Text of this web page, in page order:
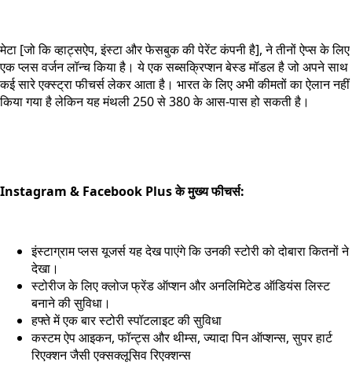
मेटा [जो कि व्हाट्सऐप, इंस्टा और फेसबुक की पेरेंट कंपनी है], ने तीनों ऐप्स के लिए
एक प्लस वर्जन लॉन्च किया है। ये एक सब्सक्रिप्शन बेस्ड मॉडल है जो अपने साथ
कई सारे एक्स्ट्रा फीचर्स लेकर आता है। भारत के लिए अभी कीमतों का ऐलान नहीं
किया गया है लेकिन यह मंथली 250 से 380 के आस-पास हो सकती है।
Instagram & Facebook Plus के मुख्य फीचर्स:
इंस्टाग्राम प्लस यूजर्स यह देख पाएंगे कि उनकी स्टोरी को दोबारा कितनों ने
देखा।
स्टोरीज के लिए क्लोज फ्रेंड ऑप्शन और अनलिमिटेड ऑडियंस लिस्ट
बनाने की सुविधा।
हफ्ते में एक बार स्टोरी स्पॉटलाइट की सुविधा
कस्टम ऐप आइकन, फॉन्ट्स और थीम्स, ज्यादा पिन ऑप्शन्स, सुपर हार्ट
रिएक्शन जैसी एक्सक्लूसिव रिएक्शन्स